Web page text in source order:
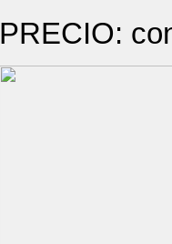
PRECIO: